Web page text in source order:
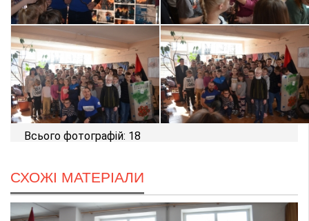
Всього фотографій: 18
СХОЖІ МАТЕРІАЛИ